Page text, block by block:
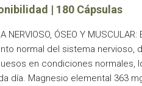
| 180 Cápsulas
NERVIOSO, ÓSEO Y
normal del sistema nervioso,
en condiciones normales,
día. Magnesio elemental 363